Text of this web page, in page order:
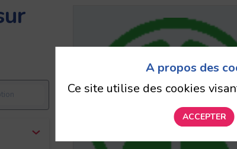
A propos des
Ce site utilise des cookies
ACCEPTER